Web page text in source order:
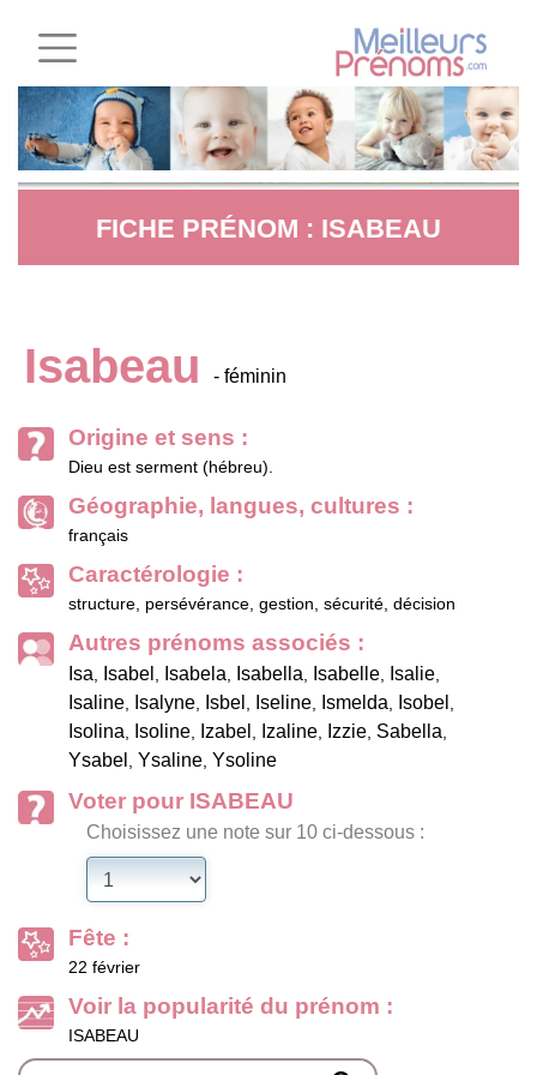
FICHE PRÉNOM : ISABEAU
Isabeau - féminin
Origine et sens :
Dieu est serment (hébreu).
Géographie, langues, cultures :
français
Caractérologie :
structure, persévérance, gestion, sécurité, décision
Autres prénoms associés :
Isa, Isabel , Isabela, Isabella, Isabelle, Isalie,
Isaline, Isalyne, Isbel , Iseline, Ismelda, Isobel ,
Isolina, Isoline, Izabel , Izaline, Izzie, Sabella,
Ysabel , Ysaline, Ysoline
Voter pour ISABEAU
Choisissez une note sur 10 ci-dessous :
Fête :
22 février
Voir la popularité du prénom :
ISABEAU